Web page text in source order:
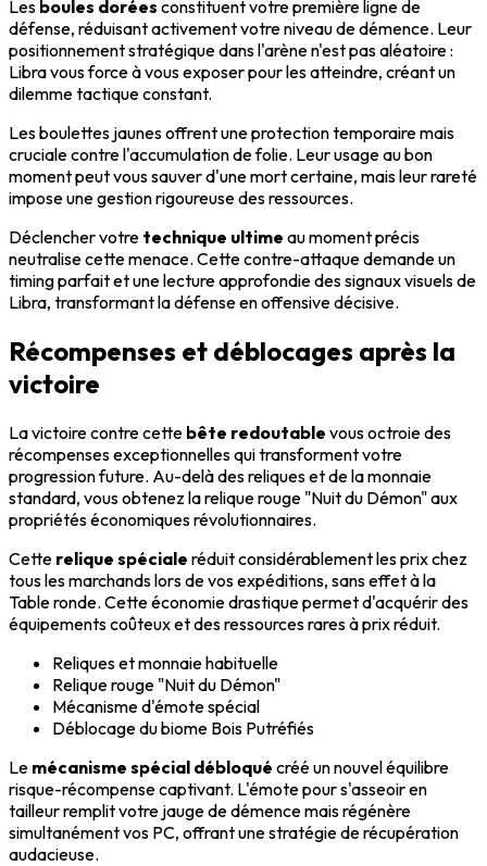
Les boules dorées constituent votre première ligne de
défense, réduisant activement votre niveau de démence. Leur
positionnement stratégique dans l'arène n'est pas aléatoire :
Libra vous force à vous exposer pour les atteindre, créant un
dilemme tactique constant.
Les boulettes jaunes offrent une protection temporaire mais
cruciale contre l'accumulation de folie. Leur usage au bon
moment peut vous sauver d'une mort certaine, mais leur rareté
impose une gestion rigoureuse des ressources.
Déclencher votre technique ultime au moment précis
neutralise cette menace. Cette contre-attaque demande un
timing parfait et une lecture approfondie des signaux visuels de
Libra, transformant la défense en offensive décisive.
Récompenses et déblocages après la
victoire
La victoire contre cette bête redoutable vous octroie des
récompenses exceptionnelles qui transforment votre
progression future. Au-delà des reliques et de la monnaie
standard, vous obtenez la relique rouge "Nuit du Démon" aux
propriétés économiques révolutionnaires.
Cette relique spéciale réduit considérablement les prix chez
tous les marchands lors de vos expéditions, sans effet à la
Table ronde. Cette économie drastique permet d'acquérir des
équipements coûteux et des ressources rares à prix réduit.
Reliques et monnaie habituelle
Relique rouge "Nuit du Démon"
Mécanisme d'émote spécial
Déblocage du biome Bois Putréfiés
Le mécanisme spécial débloqué créé un nouvel équilibre
risque-récompense captivant. L'émote pour s'asseoir en
tailleur remplit votre jauge de démence mais régénère
simultanément vos PC, offrant une stratégie de récupération
audacieuse.